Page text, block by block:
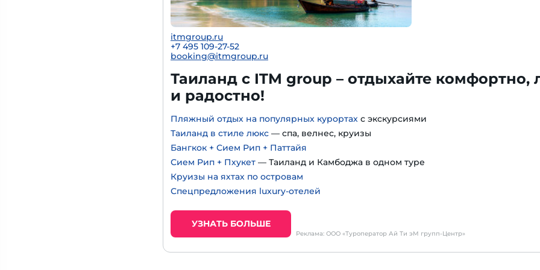
itmgroup.ru
+7 495 109-27-52
booking@itmgroup.ru
Таиланд с ITM group – отдыхайте комфортно,
и радостно!
Пляжный отдых на популярных курортах с экскурсиями
Таиланд в стиле люкс — спа, велнес, круизы
Бангкок + Сием Рип + Паттайя
Сием Рип + Пхукет — Таиланд и Камбоджа в одном туре
Круизы на яхтах по островам
Спецпредложения luxury-отелей
УЗНАТЬ БОЛЬШЕ
Реклама: ООО «Туроператор Ай Ти эМ групп-Центр»